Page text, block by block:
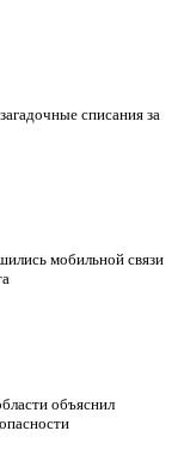
списания за
мобильной связи
объяснил